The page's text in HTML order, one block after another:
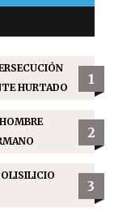
HURTADO
1
2
3